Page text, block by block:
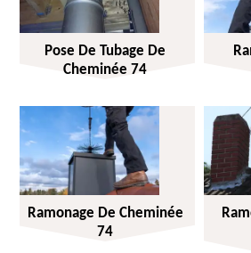
Pose De Tubage De
Cheminée 74
Ramonage De Cheminée
74